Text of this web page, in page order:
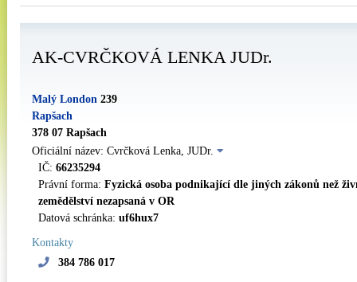
AK-CVRČKOVÁ LENKA JUDr.
Malý London 239
Rapšach
378 07 Rapšach
Oficiální název: Cvrčková Lenka, JUDr.
IČ: 66235294
Právní forma: Fyzická osoba podnikající dle jiných zákonů než
zemědělství nezapsaná v OR
Datová schránka: uf6hux7
Kontakty
384 786 017